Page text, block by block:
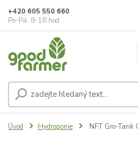
+420 605 550 660
Po-Pá, 8-18 hod
Úvod Hydroponie NFT Gro-Tank